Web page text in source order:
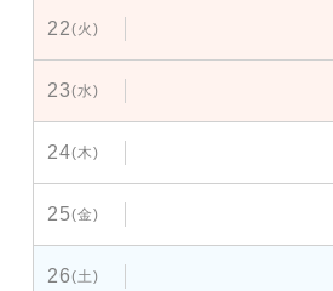
22(火)
23(水)
24(木)
25(金)
26(土)